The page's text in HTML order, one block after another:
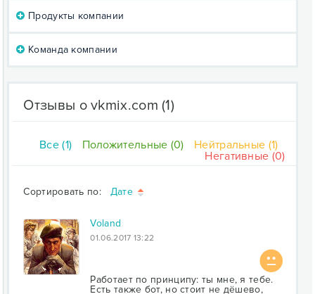
Продукты компании
Команда компании
Отзывы о vkmix.com (1)
Все (1) Положительные (0)
Нейтральные (1)
Негативные (0)
Сортировать по: Дате
Voland
01.06.2017 13:22
Работает по принципу: ты мне, я тебе.
Есть также бот, но стоит не дёшево,